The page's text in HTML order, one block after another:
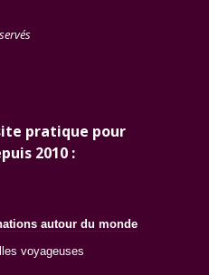
pratique pour
2010 :
autour du monde
voyageuses